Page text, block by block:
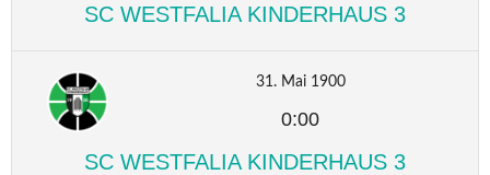
SC WESTFALIA KINDERHAUS 3
31. Mai 1900
0:00
SC WESTFALIA KINDERHAUS 3